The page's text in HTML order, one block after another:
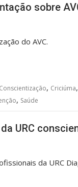
sobre
do AVC.
Conscientização, Criciúma,
, Saúde
URC
da URC